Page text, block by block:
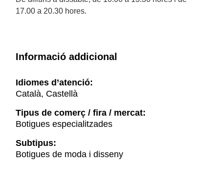
17.00 a 20.30 hores.
Informació addicional
Idiomes d’atenció:
Català, Castellà
Tipus de comerç / fira / mercat:
Botigues especialitzades
Subtipus:
Botigues de moda i disseny